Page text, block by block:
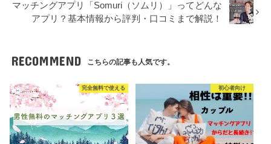
マッチングアプリ「Somuri（ソムリ）」ってどんな
アプリ？基本情報から評判・口コミまで解説！
RECOMMEND こちらの記事も人気です。
完全無料で使える 初心者向け